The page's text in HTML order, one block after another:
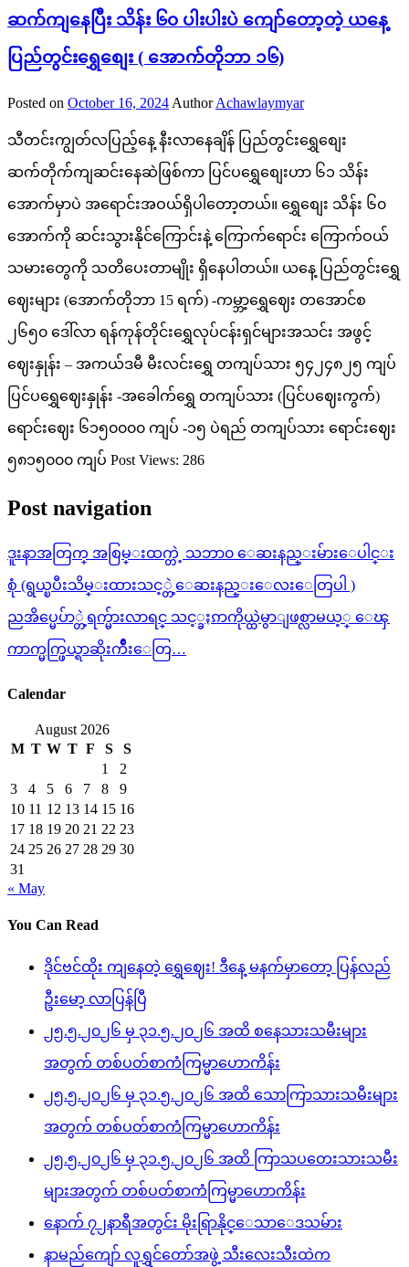
ဆက်ကျနေပြီး သိန်း ၆၀ ပါးပါးပဲ ကျော်တော့တဲ့ ယနေ့
ပြည်တွင်းရွှေစျေး ( အောက်တိုဘာ ၁၆)
Posted on October 16, 2024 Author Achawlaymyar
သီတင်းကျွတ်လပြည့်နေ့ နီးလာနေချိန် ပြည်တွင်းရွှေစျေး
ဆက်တိုက်ကျဆင်းနေဆဲဖြစ်ကာ ပြင်ပရွှေစျေးဟာ ၆၁ သိန်း
အောက်မှာပဲ အရောင်းအဝယ်ရှိပါတော့တယ်။ ရွှေစျေး သိန်း ၆၀
အောက်ကို ဆင်းသွားနိုင်ကြောင်းနဲ့ ကြောက်ရောင်း ကြောက်ဝယ်
သမားတွေကို သတိပေးတာမျိုး ရှိနေပါတယ်။ ယနေ့ ပြည်တွင်းရွှေ
ဈေးများ (အောက်တိုဘာ 15 ရက်) -ကမ္ဘာ့ရွှေဈေး တအောင်စ
၂၆၅၀ ဒေါ်လာ ရန်ကုန်တိုင်းရွှေလုပ်ငန်းရှင်များအသင်း အဖွင့်
ဈေးနှုန်း – အကယ်ဒမီ မီးလင်းရွှေ တကျပ်သား ၅၄၂၄၈၂၅ ကျပ်
ပြင်ပရွှေဈေးနှုန်း -အခေါက်ရွှေ တကျပ်သား (ပြင်ပဈေးကွက်)
ရောင်းဈေး ၆၁၅၀၀၀၀ ကျပ် -၁၅ ပဲရည် တကျပ်သား ရောင်းဈေး
၅၈၁၅၀၀၀ ကျပ် Post Views: 286
Post navigation
ဒူးနာအတြက္ အစြမ္းထက္တဲ့ သဘာ၀ ေဆးနည္းမ်ားေပါင္း
စုံ (ရွယ္ၿပီးသိမ္းထားသင့္တဲ့ေဆးနည္းေလးေတြပါ )
ညအိပ္မေပ်ာ္တဲ့ရက္မ်ားလာရင္ သင့္ခႏၵာကိုယ္ထဲမွာျဖစ္လာမယ့္ ေၾ
ကာက္မက္ဖြယ္ရာဆိုးက်ိဳးေတြ…
Calendar
August 2026
M T W T F S
S
1
2
3
4 5 6 7 8
9
10 11 12 13 14 15 16
17 18 19 20 21 22 23
24 25 26 27 28 29 30
31
« May
You Can Read
ဒိုင်ဗင်ထိုး ကျနေတဲ့ ရွှေဈေး! ဒီနေ့ မနက်မှာတော့ ပြန်လည်
ဦးမော့ လာပြန်ပြီ
၂၅.၅.၂၀၂၆ မှ ၃၁.၅.၂၀၂၆ အထိ စနေသားသမီးများ
အတွက် တစ်ပတ်စာကံကြမ္မာဟောကိန်း
၂၅.၅.၂၀၂၆ မှ ၃၁.၅.၂၀၂၆ အထိ သောကြာသားသမီးများ
အတွက် တစ်ပတ်စာကံကြမ္မာဟောကိန်း
၂၅.၅.၂၀၂၆ မှ ၃၁.၅.၂၀၂၆ အထိ ကြာသပတေးသားသမီး
များအတွက် တစ်ပတ်စာကံကြမ္မာဟောကိန်း
နောက် ၇၂နာရီအတွင်း မိုးရြာနိုင္ေသာေဒသမ်ား
နာမည်ကျော် လူရွှင်တော်အဖွဲ့ သီးလေးသီးထဲက